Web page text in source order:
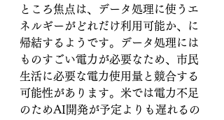
ところ焦点は、データ処理に使うエ
ネルギーがどれだけ利用可能か、に
帰結するようです。データ処理には
ものすごい電力が必要なため、市民
生活に必要な電力使用量と競合する
可能性があります。米では電力不足
のためAI開発が予定よりも遅れるの